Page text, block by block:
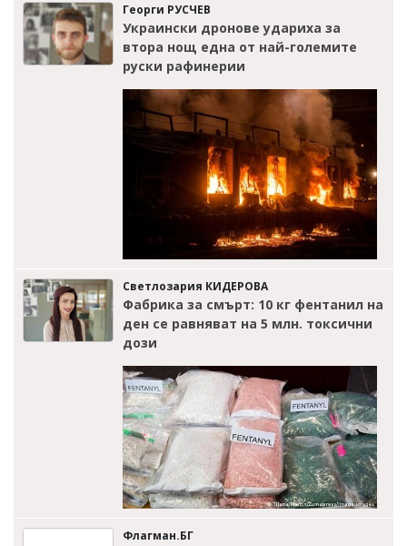
Георги РУСЧЕВ
Украински дронове удариха за
втора нощ една от най-големите
руски рафинерии
Светлозария КИДЕРОВА
Фабрика за смърт: 10 кг фентанил на
ден се равняват на 5 млн. токсични
дози
Флагман.БГ